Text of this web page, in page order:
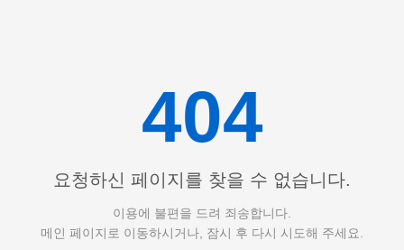
404
요청하신 페이지를 찾을 수 없습니다.
이용에 불편을 드려 죄송합니다.
메인 페이지로 이동하시거나, 잠시 후 다시 시도해 주세요.